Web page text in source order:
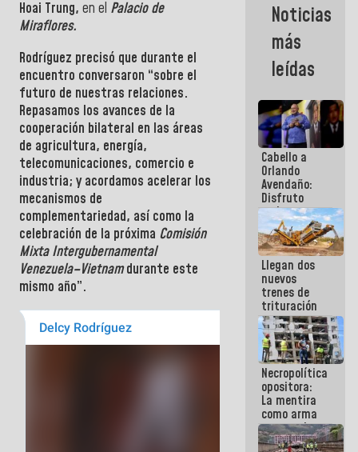
Hoai Trung, en el Palacio de
Miraflores.
Rodríguez precisó que durante el
encuentro conversaron “sobre el
futuro de nuestras relaciones.
Repasamos los avances de la
cooperación bilateral en las áreas
de agricultura, energía,
telecomunicaciones, comercio e
industria; y acordamos acelerar los
mecanismos de
complementariedad, así como la
celebración de la próxima Comisión
Mixta Intergubernamental
Venezuela–Vietnamdurante este
mismo año”.
emprendedores
afectados
por
terremotos
Noticias
más
leídas
Cabello a
Orlando
Avendaño:
Disfruto
cada vez
que escribes
porque lo
que haces
es
embarrarla
Llegan dos
nuevos
trenes de
trituración
para
optimizar
manejo de
escombros
en La Guaira
Necropolítica
opositora:
La mentira
como arma
contra el
Pueblo